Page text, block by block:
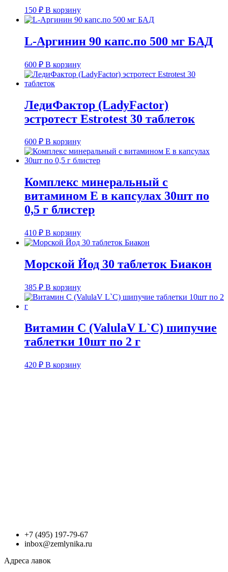
150 ₽ В корзину
L-Аргинин 90 капс.по 500 мг БАД
600 ₽ В корзину
ЛедиФактор (LadyFactor)
эстротест Estrotest 30 таблеток
600 ₽ В корзину
Комплекс минеральный с
витамином Е в капсулах 30шт по
0,5 г блистер
410 ₽ В корзину
Морской Йод 30 таблеток Биакон
385 ₽ В корзину
Витамин С (ValulaV L`С) шипучие
таблетки 10шт по 2 г
420 ₽ В корзину
+7 (495) 197-79-67
inbox@zemlynika.ru
Адреса лавок